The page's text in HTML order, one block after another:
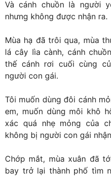
Và cánh chuồn là người
nhưng không được nhận ra.
Mùa hạ đã trôi qua, mùa
lá cây lìa cành, cánh
thế cánh rơi cuối cùng
người con gái.
Tôi muốn dùng đôi cánh
em, muốn dùng môi khô
xác quá nhẹ mỏng của
không bị người con gái
Chớp mắt, mùa xuân đã
bay trở lại thành phố tìm